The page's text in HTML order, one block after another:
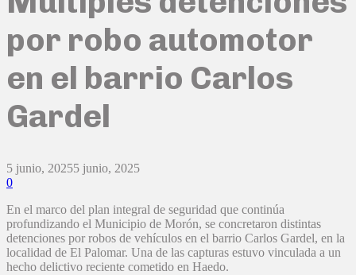
por robo automotor
en el barrio Carlos
Gardel
5 junio, 20255 junio, 2025
0
En el marco del plan integral de seguridad que continúa
profundizando el Municipio de Morón, se concretaron distintas
detenciones por robos de vehículos en el barrio Carlos Gardel, en la
localidad de El Palomar. Una de las capturas estuvo vinculada a un
hecho delictivo reciente cometido en Haedo.